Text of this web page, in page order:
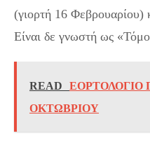
(γιορτή 16 Φεβρουαρίου)
Είναι δε γνωστή ως
READ
EΟΡΤΟΛΟΓΙΟ
ΟΚΤΩΒΡΙΟΥ